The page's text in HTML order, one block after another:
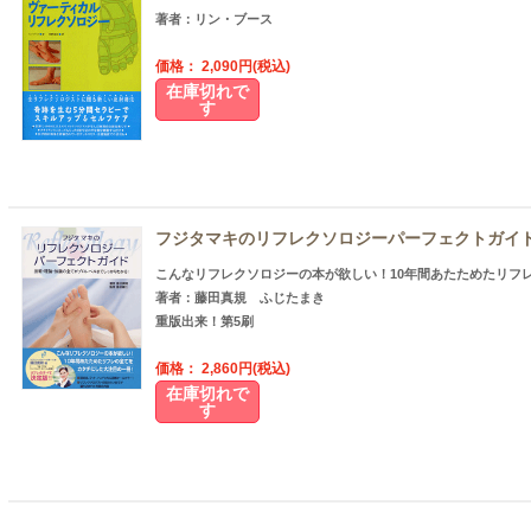
著者：リン・ブース
価格： 2,090円(税込)
在庫切れで
す
フジタマキのリフレクソロジーパーフェクトガイ
こんなリフレクソロジーの本が欲しい！10年間あたためたリフ
著者：藤田真規 ふじたまき
重版出来！第5刷
価格： 2,860円(税込)
在庫切れで
す